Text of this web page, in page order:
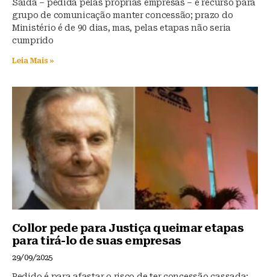
Saída – pedida pelas próprias empresas – é recurso para
grupo de comunicação manter concessão; prazo do
Ministério é de 90 dias, mas, pelas etapas não seria
cumprido
Leia Mais »
Collor pede para Justiça queimar etapas
para tirá-lo de suas empresas
29/09/2025